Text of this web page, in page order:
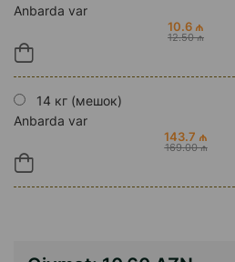
Anbarda var
10.6 ₼
12.50 ₼
14 кг (мешок)
Anbarda var
143.7 ₼
169.00 ₼